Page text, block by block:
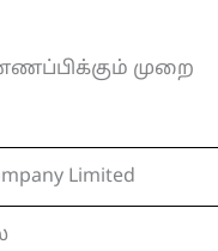
முறை
Limited